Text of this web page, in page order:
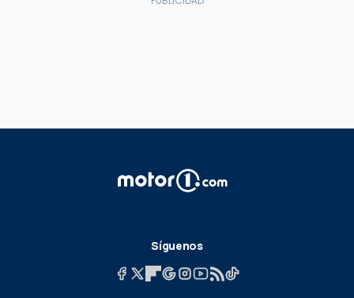
Síguenos